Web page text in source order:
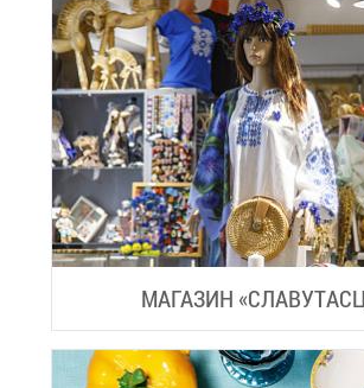
МА­ГА­ЗИН